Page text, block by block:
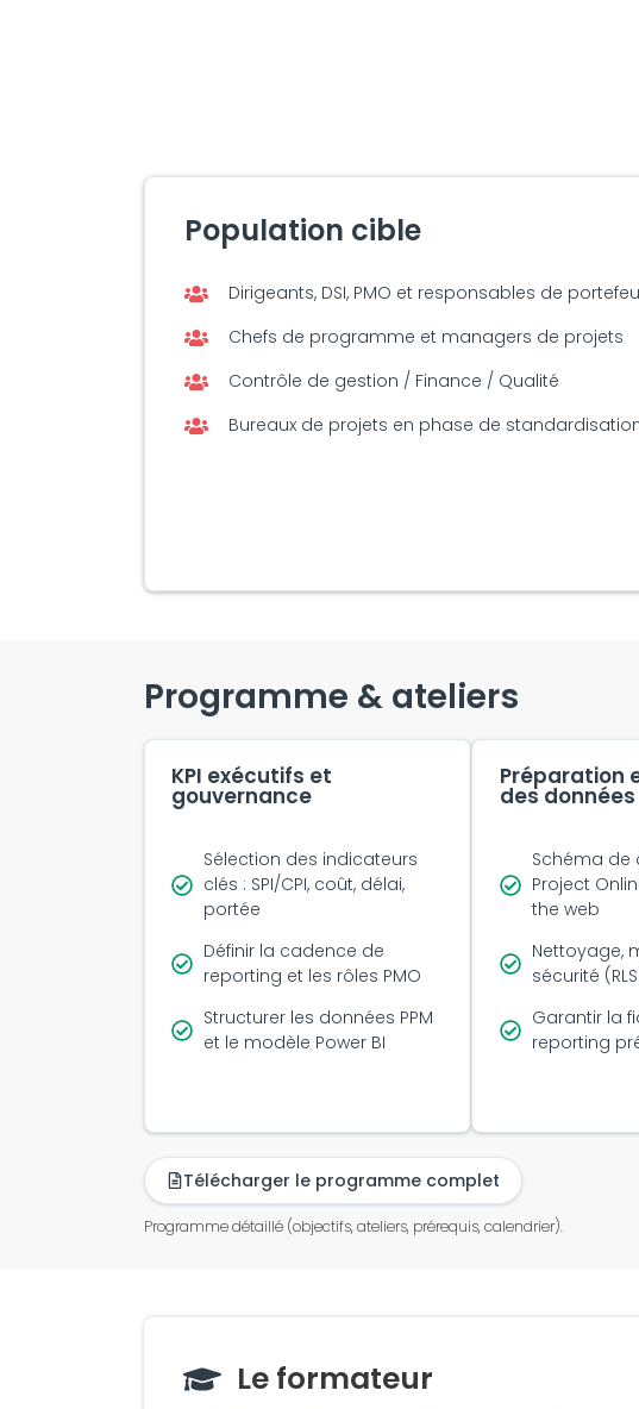
Population cible
Dirigeants, DSI, PMO et responsables de
Chefs de programme et managers de projets
Contrôle de gestion / Finance / Qualité
Bureaux de projets en phase de
Programme & ateliers
KPI exécutifs et
gouvernance
Sélection des indicateurs
clés : SPI/CPI, coût, délai,
portée
Définir la cadence de
reporting et les rôles PMO
Structurer les données PPM
et le modèle Power BI
Préparation
des données
Schéma de
Project
the web
Nettoyage,
sécurité
Garantir la
reporting
Télécharger le programme complet
Programme détaillé (objectifs, ateliers, prérequis, calendrier).
Le formateur